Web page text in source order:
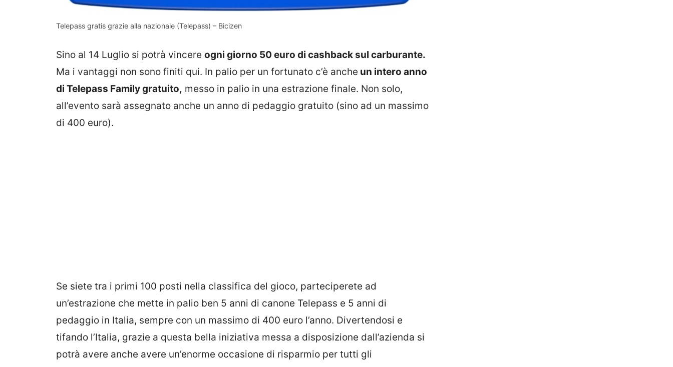
Telepass gratis grazie alla nazionale (Telepass) – Bicizen
Sino al 14 Luglio si potrà vincere ogni giorno 50 euro di cashback sul carburante.
Ma i vantaggi non sono finiti qui. In palio per un fortunato c’è anche un intero anno
di Telepass Family gratuito, messo in palio in una estrazione finale. Non solo,
all’evento sarà assegnato anche un anno di pedaggio gratuito (sino ad un massimo
di 400 euro).
Se siete tra i primi 100 posti nella classifica del gioco, parteciperete ad
un’estrazione che mette in palio ben 5 anni di canone Telepass e 5 anni di
pedaggio in Italia, sempre con un massimo di 400 euro l’anno. Divertendosi e
tifando l’Italia, grazie a questa bella iniziativa messa a disposizione dall’azienda si
potrà avere anche avere un’enorme occasione di risparmio per tutti gli